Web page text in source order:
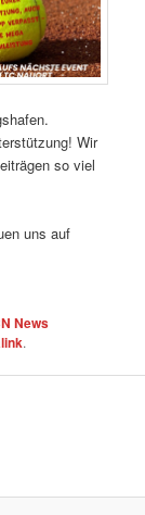
Wir
so viel
uns auf
News
.